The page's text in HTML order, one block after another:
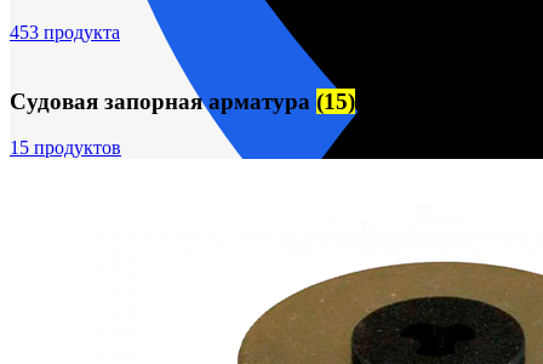
453 продукта
Судовая запорная арматура (15)
15 продуктов